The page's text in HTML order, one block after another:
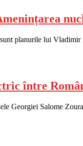
planurile lui
între
Georgiei Salome